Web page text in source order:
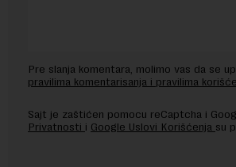
Pre slanja komentara, molimo vas da se
pravilima komentarisanja i pravilima
Sajt je zaštićen pomocu reCaptcha i
Privatnosti i Google Uslovi Korišćenja su